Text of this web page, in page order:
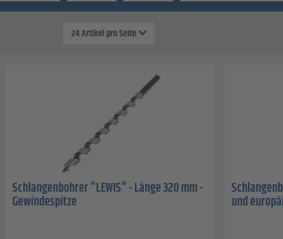
24 Artikel pro Seite
Schlangenbohrer "LEWIS" - Länge 320 mm -
Gewindespitze und